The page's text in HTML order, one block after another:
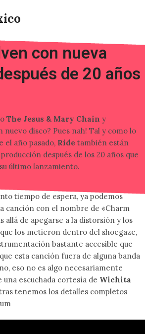
con nueva
de 20 años
The Jesus & Mary Chain y
nuevo disco? Pues nah! Tal y como lo
el año pasado, Ride también están
después de los 20 años que
último lanzamiento.
tiempo de espera, ya podemos
canción con el nombre de «Charm
allá de apegarse a la distorsión y los
los metieron dentro del shoegaze,
bastante accesible que
esta canción fuera de alguna banda
eso no es algo necesariamente
una escuchada cortesía de Wichita
tenemos los detalles completos